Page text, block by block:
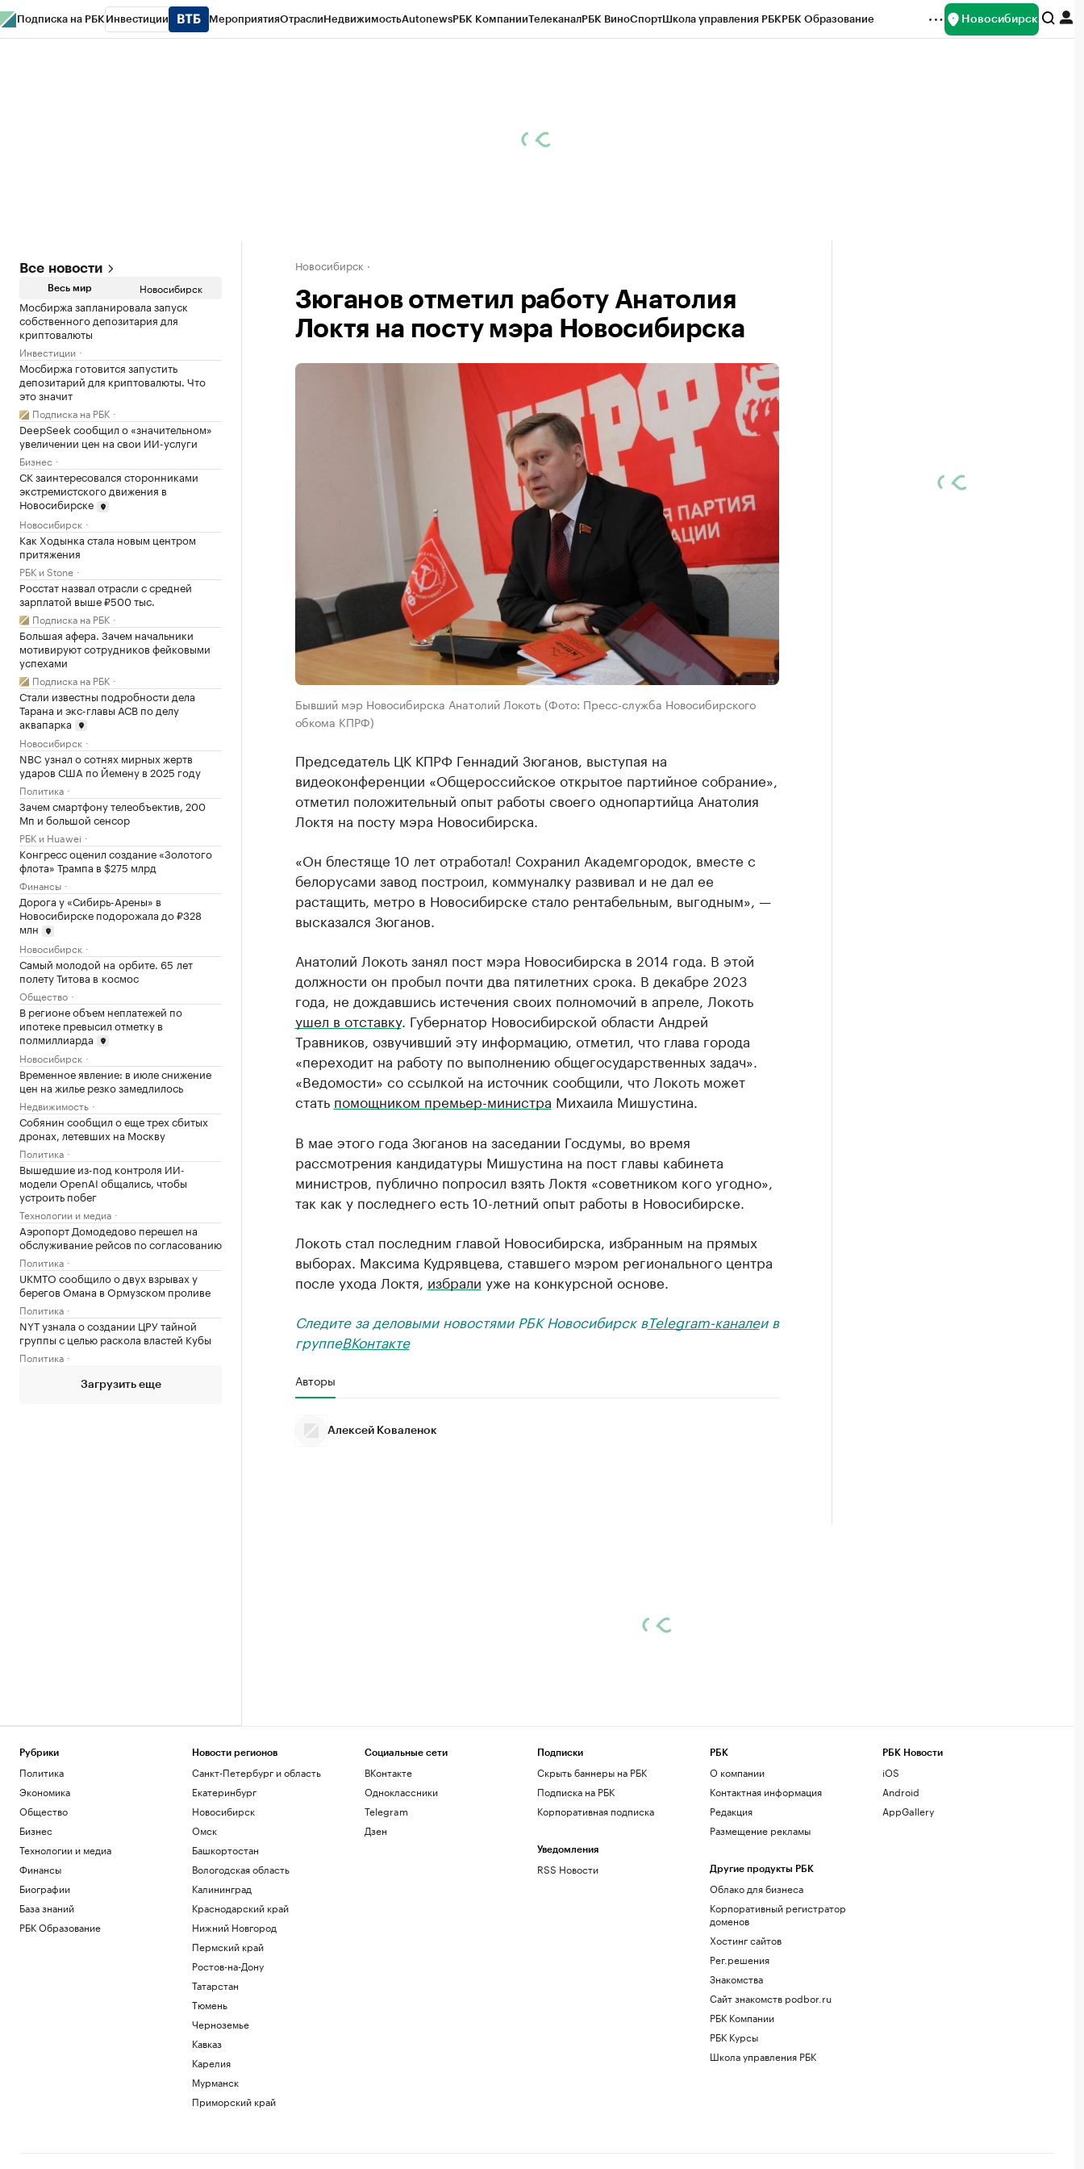
Подписка на РБК Инвестиции МероприятияОтраслиНедвижимостьAutonewsРБК КомпанииТелеканалРБК ВиноСпортШкола управления РБКРБК Образование Новосибирск
Все новости
Весь мир Новосибирск
Мосбиржа запланировала запуск
собственного депозитария для
криптовалюты
Инвестиции
Мосбиржа готовится запустить
депозитарий для криптовалюты. Что
это значит
Подписка на РБК
DeepSeek сообщил о «значительном»
увеличении цен на свои ИИ-услуги
Бизнес
СК заинтересовался сторонниками
экстремистского движения в
Новосибирске
Новосибирск
Как Ходынка стала новым центром
притяжения
РБК и Stone
Росстат назвал отрасли с средней
зарплатой выше ₽500 тыс.
Подписка на РБК
Большая афера. Зачем начальники
мотивируют сотрудников фейковыми
успехами
Подписка на РБК
Стали известны подробности дела
Тарана и экс-главы АСВ по делу
аквапарка
Новосибирск
NBC узнал о сотнях мирных жертв
ударов США по Йемену в 2025 году
Политика
Зачем смартфону телеобъектив, 200
Мп и большой сенсор
РБК и Huawei
Конгресс оценил создание «Золотого
флота» Трампа в $275 млрд
Финансы
Дорога у «Сибирь-Арены» в
Новосибирске подорожала до ₽328
млн
Новосибирск
Самый молодой на орбите. 65 лет
полету Титова в космос
Общество
В регионе объем неплатежей по
ипотеке превысил отметку в
полмиллиарда
Новосибирск
Временное явление: в июле снижение
цен на жилье резко замедлилось
Недвижимость
Собянин сообщил о еще трех сбитых
дронах, летевших на Москву
Политика
Вышедшие из-под контроля ИИ-
модели OpenAI общались, чтобы
устроить побег
Технологии и медиа
Аэропорт Домодедово перешел на
обслуживание рейсов по согласованию
Политика
UKMTO сообщило о двух взрывах у
берегов Омана в Ормузском проливе
Политика
NYT узнала о создании ЦРУ тайной
группы с целью раскола властей Кубы
Политика
Загрузить еще
Новосибирск
Зюганов отметил работу Анатолия
Локтя на посту мэра Новосибирска
Бывший мэр Новосибирска Анатолий Локоть (Фото: Пресс-служба Новосибирского
обкома КПРФ)
Председатель ЦК КПРФ Геннадий Зюганов, выступая на
видеоконференции «Общероссийское открытое партийное собрание»,
отметил положительный опыт работы своего однопартийца Анатолия
Локтя на посту мэра Новосибирска.
«Он блестяще 10 лет отработал! Сохранил Академгородок, вместе с
белорусами завод построил, коммуналку развивал и не дал ее
растащить, метро в Новосибирске стало рентабельным, выгодным», —
высказался Зюганов.
Анатолий Локоть занял пост мэра Новосибирска в 2014 года. В этой
должности он пробыл почти два пятилетних срока. В декабре 2023
года, не дождавшись истечения своих полномочий в апреле, Локоть
ушел в отставку. Губернатор Новосибирской области Андрей
Травников, озвучивший эту информацию, отметил, что глава города
«переходит на работу по выполнению общегосударственных задач».
«Ведомости» со ссылкой на источник сообщили, что Локоть может
стать помощником премьер-министра Михаила Мишустина.
В мае этого года Зюганов на заседании Госдумы, во время
рассмотрения кандидатуры Мишустина на пост главы кабинета
министров, публично попросил взять Локтя «советником кого угодно»,
так как у последнего есть 10-летний опыт работы в Новосибирске.
Локоть стал последним главой Новосибирска, избранным на прямых
выборах. Максима Кудрявцева, ставшего мэром регионального центра
после ухода Локтя, избрали уже на конкурсной основе.
Следите за деловыми новостями РБК Новосибирск вTelegram-каналеи в
группеВКонтакте
Авторы
Алексей Коваленок
Рубрики
Политика
Экономика
Общество
Бизнес
Технологии и медиа
Финансы
Биографии
База знаний
РБК Образование
Новости регионов
Санкт-Петербург и область
Екатеринбург
Новосибирск
Омск
Башкортостан
Вологодская область
Калининград
Краснодарский край
Нижний Новгород
Пермский край
Ростов-на-Дону
Татарстан
Тюмень
Черноземье
Кавказ
Карелия
Мурманск
Приморский край
Социальные сети
ВКонтакте
Одноклассники
Telegram
Дзен
Подписки
Скрыть баннеры на РБК
Подписка на РБК
Корпоративная подписка
Уведомления
RSS Новости
РБК
О компании
Контактная информация
Редакция
Размещение рекламы
Другие продукты РБК
Облако для бизнеса
Корпоративный регистратор
доменов
Хостинг сайтов
Рег.решения
Знакомства
Сайт знакомств podbor.ru
РБК Компании
РБК Курсы
Школа управления РБК
РБК Новости
iOS
Android
AppGallery